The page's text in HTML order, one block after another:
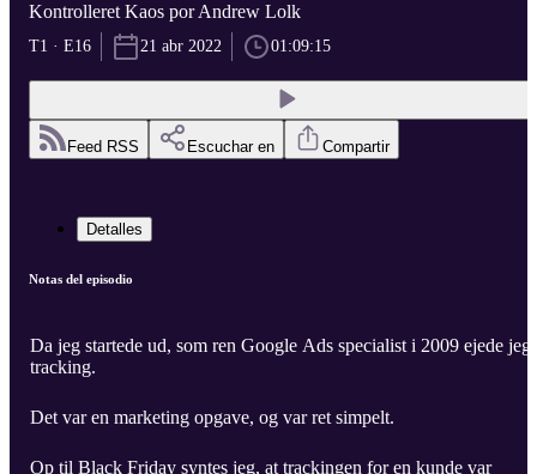
Kontrolleret Kaos por Andrew Lolk
T1 · E16 21 abr 2022 01:09:15
Feed RSS Escuchar en Compartir
Detalles
Notas del episodio
Da jeg startede ud, som ren Google Ads specialist i 2009 ejede jeg
tracking.
Det var en marketing opgave, og var ret simpelt.
Op til Black Friday syntes jeg, at trackingen for en kunde var